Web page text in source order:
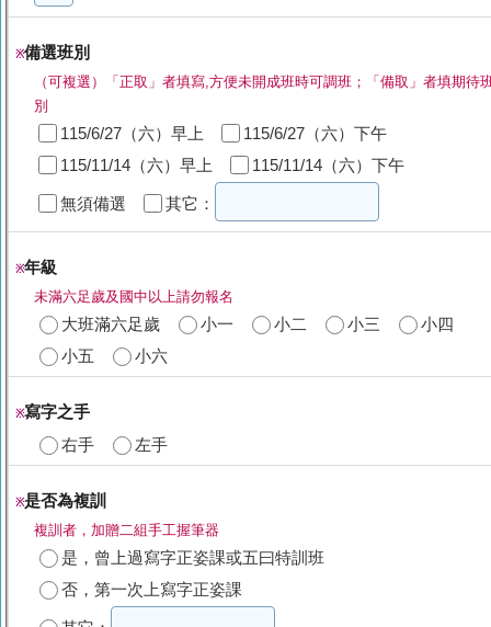
※備選班別
（可複選）「正取」者填寫,方便未開成班時可調班；「備取」者填期待
別
115/6/27（六）早上
115/6/27（六）下午
115/11/14（六）早上
115/11/14（六）下午
無須備選 其它：
※年級
未滿六足歲及國中以上請勿報名
大班滿六足歲 小一 小二 小三
小四
小五
小六
※寫字之手
右手 左手
※是否為複訓
複訓者，加贈二組手工握筆器
是，曾上過寫字正姿課或五曰特訓班
否，第一次上寫字正姿課